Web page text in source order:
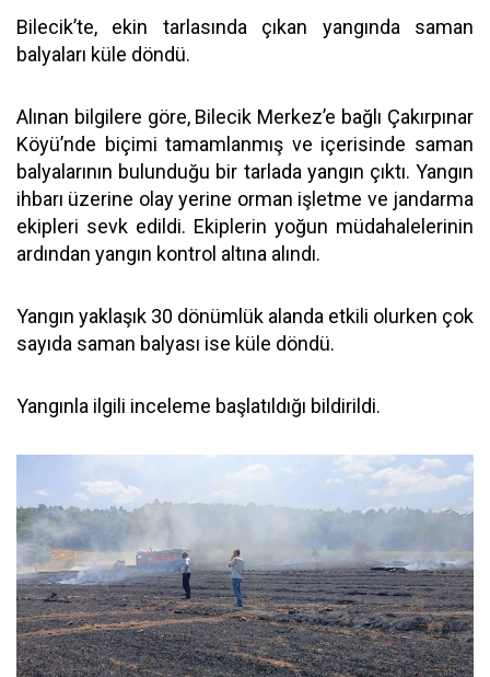
Bilecik’te, ekin tarlasında çıkan yangında saman
balyaları küle döndü.
Alınan bilgilere göre, Bilecik Merkez’e bağlı Çakırpınar
Köyü’nde biçimi tamamlanmış ve içerisinde saman
balyalarının bulunduğu bir tarlada yangın çıktı. Yangın
ihbarı üzerine olay yerine orman işletme ve jandarma
ekipleri sevk edildi. Ekiplerin yoğun müdahalelerinin
ardından yangın kontrol altına alındı.
Yangın yaklaşık 30 dönümlük alanda etkili olurken çok
sayıda saman balyası ise küle döndü.
Yangınla ilgili inceleme başlatıldığı bildirildi.